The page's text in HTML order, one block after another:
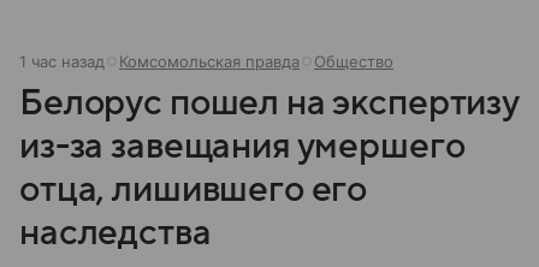
1 час назад Комсомольская правда Общество
Белорус пошел на экспертизу
из-за завещания умершего
отца, лишившего его
наследства